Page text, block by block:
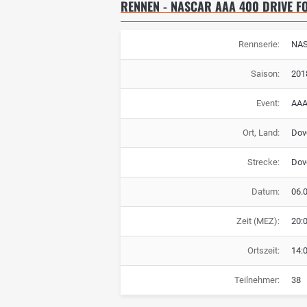
RENNEN - NASCAR AAA 400 DRIVE
Rennserie:
Saison:
Event:
Ort, Land:
Strecke:
Datum:
Zeit (MEZ):
Ortszeit:
Teilnehmer: 38